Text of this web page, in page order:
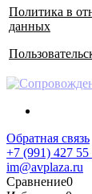
Политика в
данных
Обратная связь
+7 (991) 427 55
im@avplaza.ru
Сравнение0